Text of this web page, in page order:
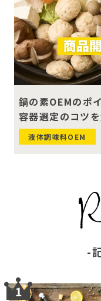
鍋の素OEMのポ
容器選定のコツ
液体調味料OEM